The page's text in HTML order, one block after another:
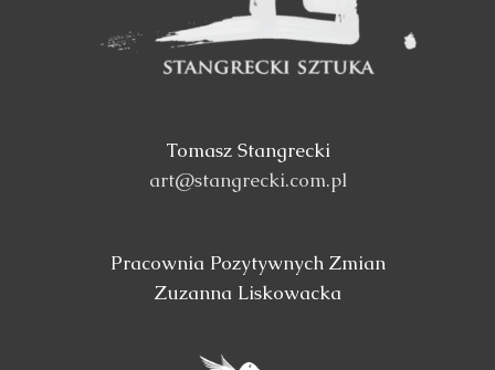
Tomasz Stangrecki
art@stangrecki.com.pl
Pracownia Pozytywnych Zmian
Zuzanna Liskowacka